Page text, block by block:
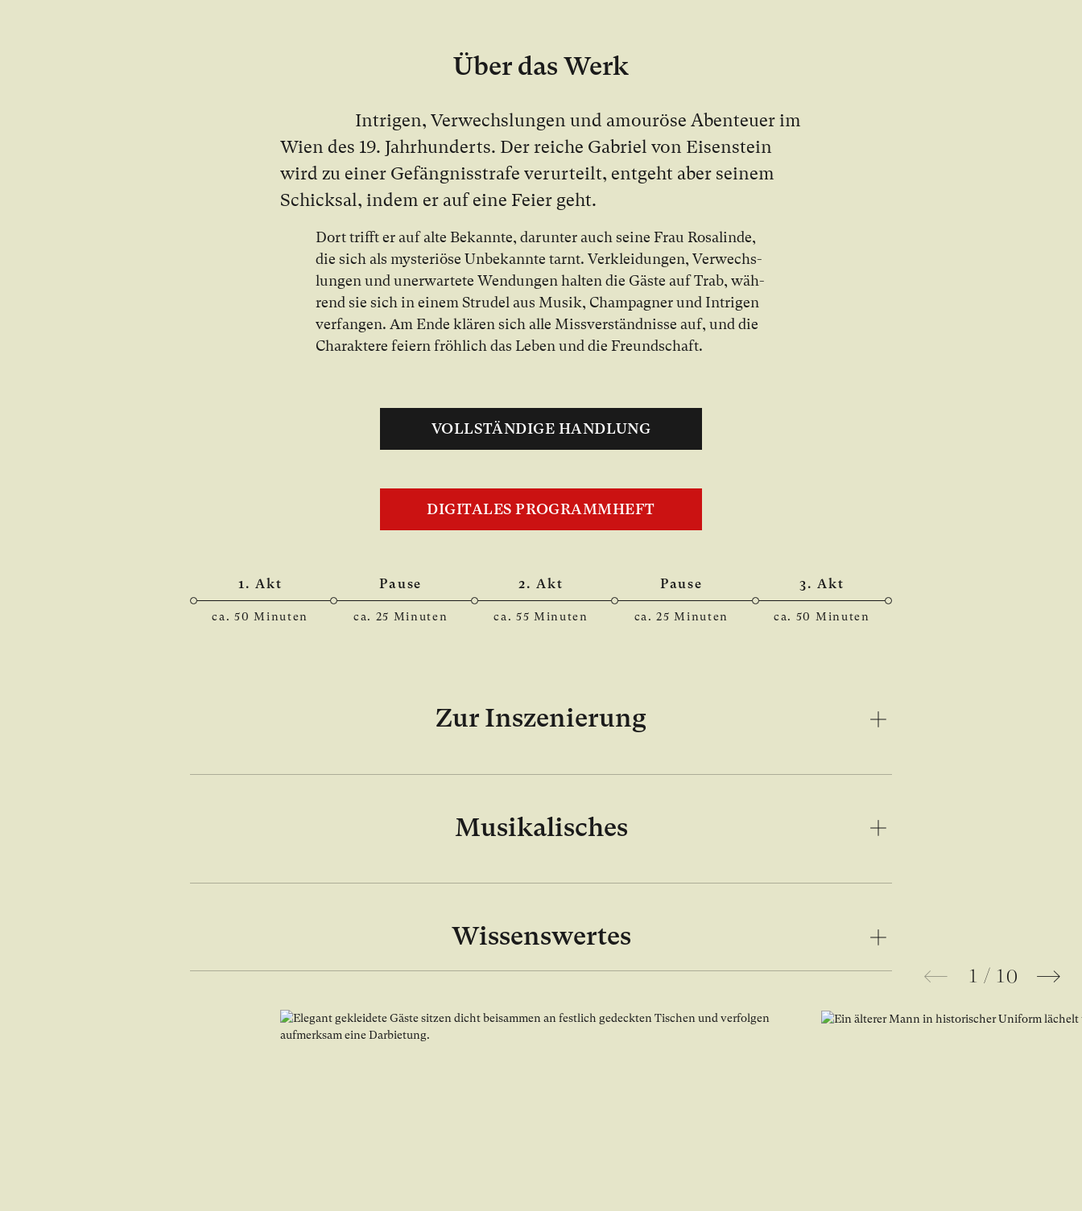
Über das Werk
In­tri­gen, Ver­wechs­lun­gen und amou­rö­se Aben­teu­er im
Wien des 19. Jahr­hun­derts. Der rei­che Gabriel von Eisenstein
wird zu ei­ner Ge­fäng­nis­stra­fe ver­ur­teilt, ent­geht aber sei­nem
Schick­sal, in­dem er auf ei­ne Fei­er geht.
Dort trifft er auf al­te Be­kann­te, dar­un­ter auch sei­ne Frau Ro­sa­lin­de,
die sich als mys­te­riö­se Un­be­kann­te tarnt. Ver­klei­dun­gen, Ver­wechs­
lun­gen und un­er­war­te­te Wen­dun­gen hal­ten die Gäs­te auf Trab, wäh­
rend sie sich in ei­nem Stru­del aus Mu­sik, Cham­pa­gner und In­tri­gen
ver­fan­gen. Am En­de klä­ren sich al­le Miss­ver­ständ­nis­se auf, und die
Cha­rak­te­re fei­ern fröh­lich das Le­ben und die Freund­schaft.
VOLLSTÄNDIGE HANDLUNG
DIGITALES PROGRAMMHEFT
1. Akt
ca. 50 Minuten
Pause
ca. 25 Minuten
2. Akt
ca. 55 Minuten
Pause
ca. 25 Minuten
3. Akt
ca. 50 Minuten
Zur Inszenierung
Musikalisches
Wissenswertes
1 / 10